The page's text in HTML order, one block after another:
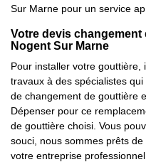
Sur Marne pour un service
Votre devis
Nogent Sur Marne
Pour installer votre
travaux à des spécialistes
de changement de gouttière
Dépenser pour ce
de gouttière choisi. Vous
souci, nous sommes prêts
votre entreprise